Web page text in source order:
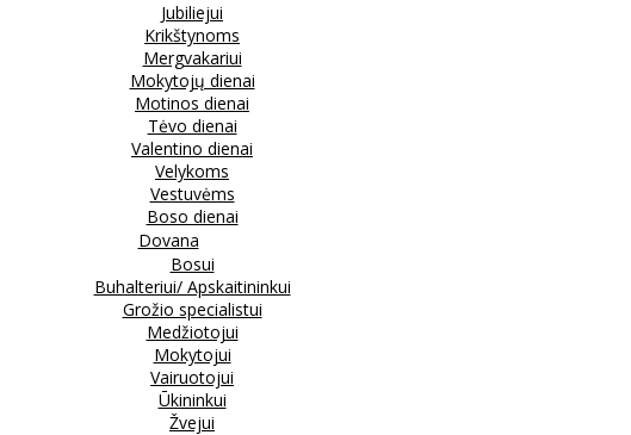
Jubiliejui
Krikštynoms
Mergvakariui
Mokytojų dienai
Motinos dienai
Tėvo dienai
Valentino dienai
Velykoms
Vestuvėms
Boso dienai
Dovana
Bosui
Buhalteriui/ Apskaitininkui
Grožio specialistui
Medžiotojui
Mokytojui
Vairuotojui
Ūkininkui
Žvejui